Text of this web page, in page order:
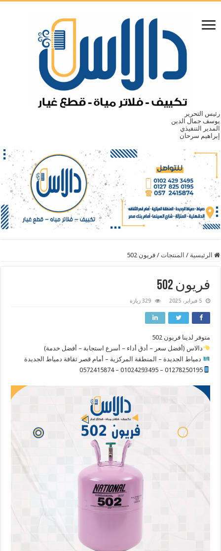
رئيس التحرير
يوسف جمال الدين
المدير التنفيذي
إبراهيم سرحان
الرئيسية / المنتجات / فريون 502
فريون 502
5 فبراير، 2025 329 زيارة
متوفر لدينا فريون 502
دالاس (أفضل سعر – أدق أداء – أسرع استجابة – أفضل خدمة)
دمياط الجديدة – المنطقة المركزية – أمام قصر ثقافة دمياط الجديدة
01278250195 – 01024293495 – 0572415874